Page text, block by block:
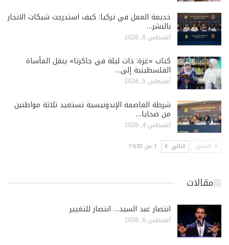
خديعة العمل في تركيا: كيف استدرجت شبكات الاتجار
بالبشر…
أغسطس 6, 2026
كتاب «غزة: ذات ليلة في جاكرتا» ينقل المأساة
الفلسطينية إلى…
أغسطس 5, 2026
شرطة العاصمة الإندونيسية تستعيد ثلاثة مواطنين
من ضحايا…
أغسطس 4, 2026
السابق التالي 1 من 1٬630
مقالات
انتصار عبد السيد… انتصار للتغيير
أغسطس 6, 2026